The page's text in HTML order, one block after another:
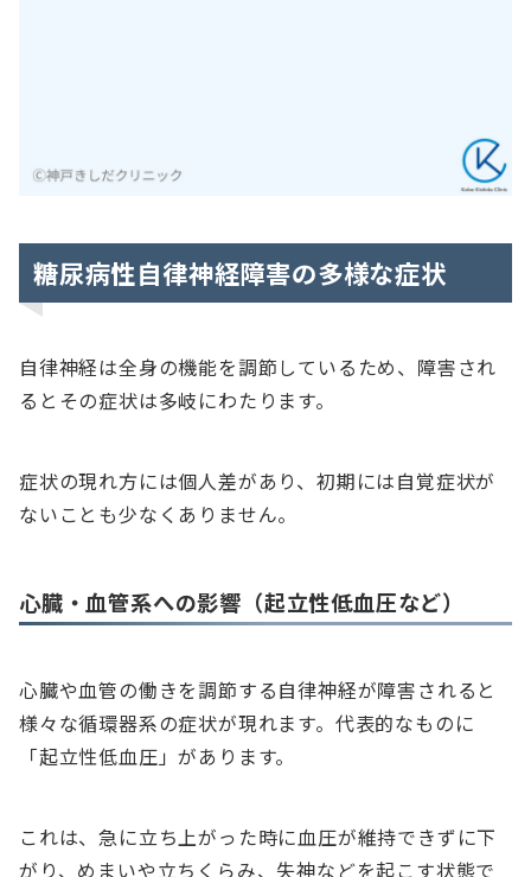
糖尿病性自律神経障害の多様な症状
自律神経は全身の機能を調節しているため、障害され
るとその症状は多岐にわたります。
症状の現れ方には個人差があり、初期には自覚症状が
ないことも少なくありません。
心臓・血管系への影響（起立性低血圧など）
心臓や血管の働きを調節する自律神経が障害されると
様々な循環器系の症状が現れます。代表的なものに
「起立性低血圧」があります。
これは、急に立ち上がった時に血圧が維持できずに下
がり、めまいや立ちくらみ、失神などを起こす状態で